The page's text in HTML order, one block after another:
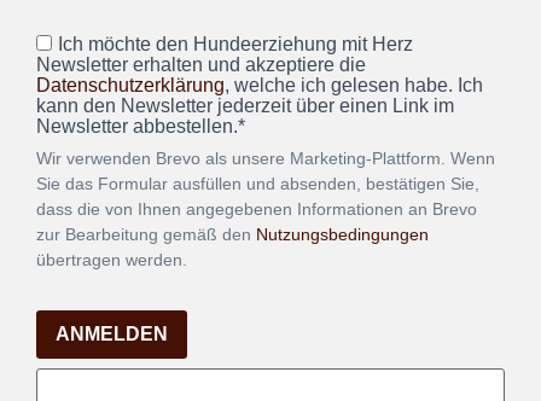
Ich möchte den Hundeerziehung mit Herz
Newsletter erhalten und akzeptiere die
Datenschutzerklärung, welche ich gelesen habe. Ich
kann den Newsletter jederzeit über einen Link im
Newsletter abbestellen.*
Wir verwenden Brevo als unsere Marketing-Plattform. Wenn
Sie das Formular ausfüllen und absenden, bestätigen Sie,
dass die von Ihnen angegebenen Informationen an Brevo
zur Bearbeitung gemäß den Nutzungsbedingungen
übertragen werden.
ANMELDEN